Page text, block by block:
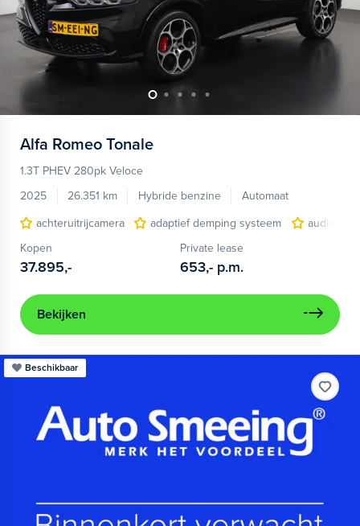
Alfa Romeo Tonale
1.3T PHEV 280pk Veloce
2025
26.351 km Hybride benzine
Automaat
achteruitrijcamera
adaptief demping systeem
audio
Kopen
37.895,-
Private lease
653,- p.m.
Bekijken
Beschikbaar